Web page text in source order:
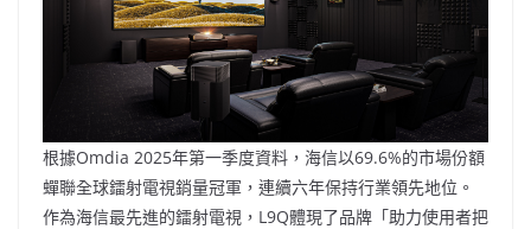
根據Omdia 2025年第一季度資料，海信以69.6%的市場份額
蟬聯全球鐳射電視銷量冠軍，連續六年保持行業領先地位。
作為海信最先進的鐳射電視，L9Q體現了品牌「助力使用者把